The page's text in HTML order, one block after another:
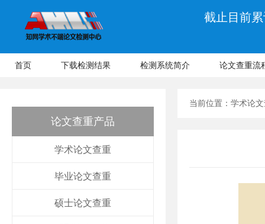
截止目前
首页 下载检测结果 检测系统简介 论文查重流
论文查重产品
学术论文查重
毕业论文查重
硕士论文查重
当前位置： 学术论